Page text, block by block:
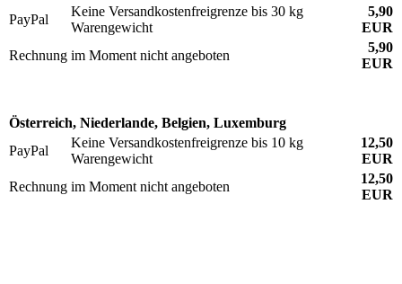
PayPal
Keine Versandkostenfreigrenze bis 30 kg
Warengewicht
5,90
EUR
Rechnung im Moment nicht angeboten
5,90
EUR
Österreich, Niederlande, Belgien, Luxemburg
PayPal
Keine Versandkostenfreigrenze bis 10 kg
Warengewicht
12,50
EUR
Rechnung im Moment nicht angeboten
12,50
EUR